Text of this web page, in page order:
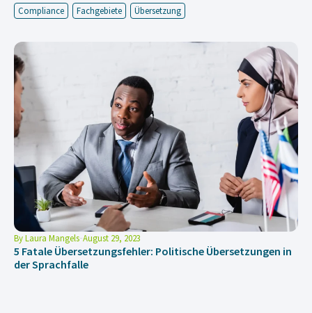
Compliance Fachgebiete Übersetzung
ByLaura Mangels August 29, 2023
5 Fatale Übersetzungsfehler: Politische Übersetzungen in
der Sprachfalle